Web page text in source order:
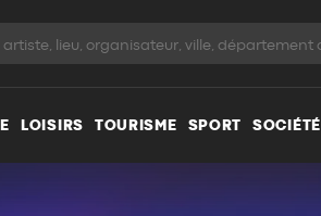
LOISIRS TOURISME SPORT SOCIÉTÉ